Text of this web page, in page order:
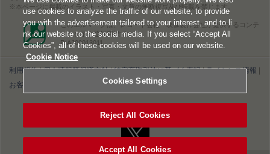
本ページに掲載のイラスト・写真・文章の無断複写及び転載を禁じます。
このエルマークは、レコード会社・映像製作会社が提供するコンテ
ンツを示す登録商標です。
RIAJ00013011
利用規約|個人情報等保護方針|特定商取引法に基づく表記|ライセンス情報
お客様情報の外部送信について|Cookies Settings
use cookies to analyze the traffic of our website, to provide
you with the advertisement tailored to your interest, and to li
nk our website to the social media. If you select “Accept All
Cookies”, all of these cookies will be used on our website.
Cookie Notice
Cookies Settings
Reject All Cookies
Accept All Cookies